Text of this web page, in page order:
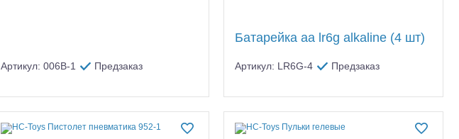
Артикул: 006B-1 Предзаказ
Батарейка aa lr6g alkaline (4 шт)
Артикул: LR6G-4 Предзаказ